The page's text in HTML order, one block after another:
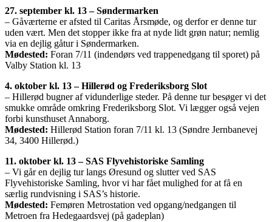
27. september kl. 13 – Søndermarken
– Gåværterne er afsted til Caritas Årsmøde, og derfor er denne tur
uden vært. Men det stopper ikke fra at nyde lidt grøn natur; nemlig
via en dejlig gåtur i Søndermarken.
Mødested: Foran 7/11 (indendørs ved trappenedgang til sporet) på
Valby Station kl. 13
4. oktober kl. 13 – Hillerød og Frederiksborg Slot
– Hillerød bugner af vidunderlige steder. På denne tur besøger vi det
smukke område omkring Frederiksborg Slot. Vi lægger også vejen
forbi kunsthuset Annaborg.
Mødested: Hillerød Station foran 7/11 kl. 13 (Søndre Jernbanevej
34, 3400 Hillerød.)
11. oktober kl. 13 – SAS Flyvehistoriske Samling
– Vi går en dejlig tur langs Øresund og slutter ved SAS
Flyvehistoriske Samling, hvor vi har fået mulighed for at få en
særlig rundvisning i SAS’s historie.
Mødested: Femøren Metrostation ved opgang/nedgangen til
Metroen fra Hedegaardsvej (på gadeplan)